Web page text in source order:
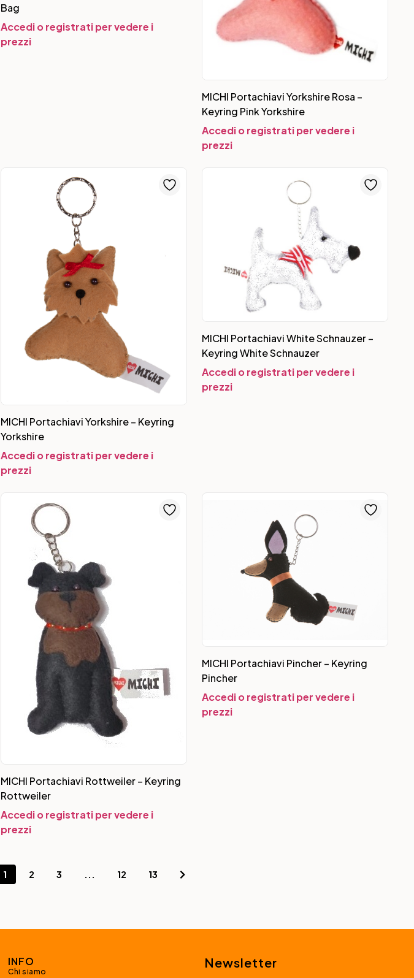
Bag
Accedi o registrati per vedere i
prezzi
MICHI Portachiavi Yorkshire Rosa –
Keyring Pink Yorkshire
Accedi o registrati per vedere i
prezzi
MICHI Portachiavi Yorkshire – Keyring
Yorkshire
Accedi o registrati per vedere i
prezzi
MICHI Portachiavi White Schnauzer –
Keyring White Schnauzer
Accedi o registrati per vedere i
prezzi
MICHI Portachiavi Rottweiler – Keyring
Rottweiler
Accedi o registrati per vedere i
prezzi
MICHI Portachiavi Pincher – Keyring
Pincher
Accedi o registrati per vedere i
prezzi
1 2 3 ... 12 13
INFO
Chi siamo
Newsletter